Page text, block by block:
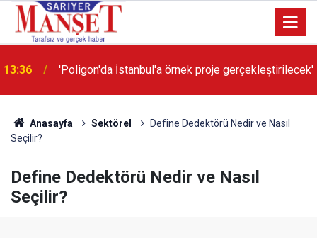
13:36 'Poligon'da İstanbul'a örnek proje gerçekleştirilecek'
Anasayfa Sektörel
Define Dedektörü Nedir ve Nasıl
Seçilir?
Define Dedektörü Nedir ve Nasıl
Seçilir?